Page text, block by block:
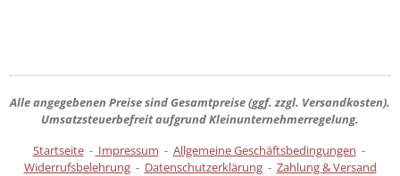
Alle angegebenen Preise sindGesamtpreise(ggf. zzgl. Versandkosten).
Umsatzsteuerbefreit aufgrund Kleinunternehmerregelung.
Startseite- Impressum - Allgemeine Geschäftsbedingungen -
Widerrufsbelehrung- Datenschutzerklärung- Zahlung & Versand